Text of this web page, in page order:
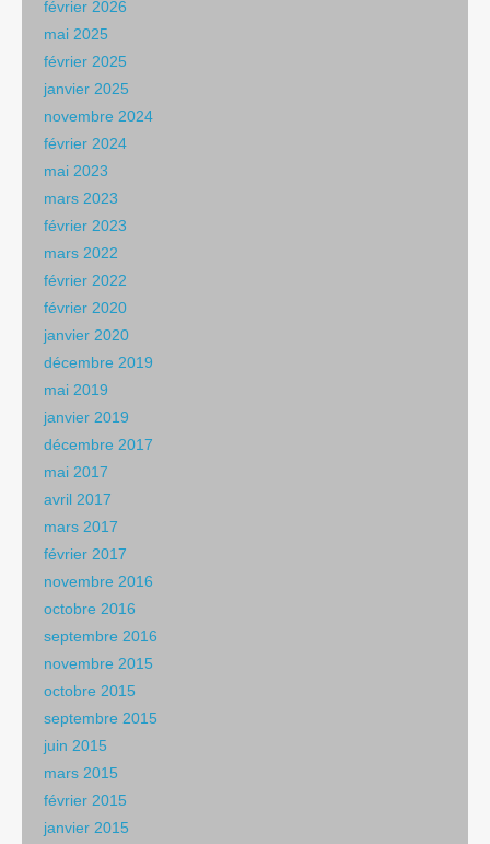
février 2026
mai 2025
février 2025
janvier 2025
novembre 2024
février 2024
mai 2023
mars 2023
février 2023
mars 2022
février 2022
février 2020
janvier 2020
décembre 2019
mai 2019
janvier 2019
décembre 2017
mai 2017
avril 2017
mars 2017
février 2017
novembre 2016
octobre 2016
septembre 2016
novembre 2015
octobre 2015
septembre 2015
juin 2015
mars 2015
février 2015
janvier 2015